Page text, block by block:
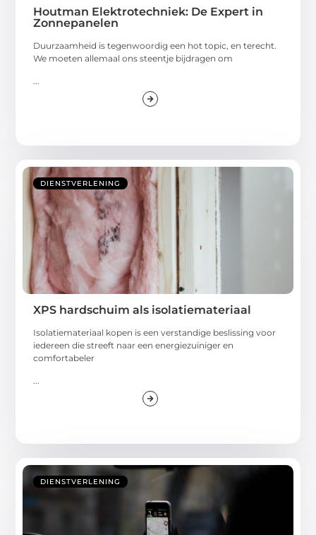
Houtman Elektrotechniek: De Expert in
Zonnepanelen
Duurzaamheid is tegenwoordig een hot topic, en terecht.
We moeten allemaal ons steentje bijdragen om
DIENSTVERLENING
XPS hardschuim als isolatiemateriaal
Isolatiemateriaal kopen is een verstandige beslissing voor
iedereen die streeft naar een energiezuiniger en
comfortabeler
...
DIENSTVERLENING